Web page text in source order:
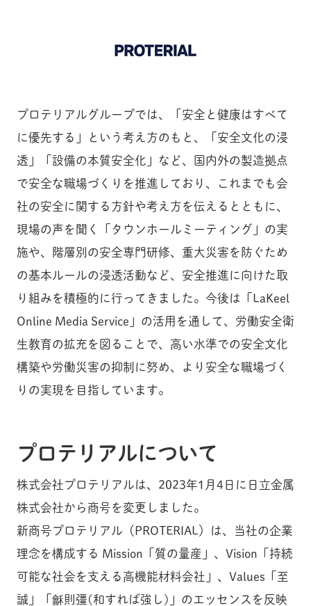
プロテリアルグループでは、「安全と健康はすべて
に優先する」という考え方のもと、「安全文化の浸
透」「設備の本質安全化」など、国内外の製造拠点
で安全な職場づくりを推進しており、これまでも会
社の安全に関する方針や考え方を伝えるとともに、
現場の声を聞く「タウンホールミーティング」の実
施や、階層別の安全専門研修、重大災害を防ぐため
の基本ルールの浸透活動など、安全推進に向けた取
り組みを積極的に行ってきました。今後は「LaKeel
Online Media Service」の活用を通して、労働安全衛
生教育の拡充を図ることで、高い水準での安全文化
構築や労働災害の抑制に努め、より安全な職場づく
りの実現を目指しています。
プロテリアルについて
株式会社プロテリアルは、2023年1月4日に日立金属
株式会社から商号を変更しました。
新商号プロテリアル（PROTERIAL）は、当社の企業
理念を構成する Mission「質の量産」、Vision「持続
可能な社会を支える高機能材料会社」、Values「至
誠」「龢則彊(和すれば強し)」のエッセンスを反映